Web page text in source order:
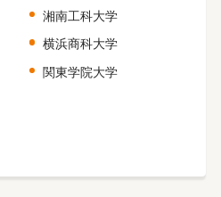
湘南工科大学
横浜商科大学
関東学院大学